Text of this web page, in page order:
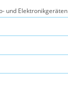
und Elektronikgeräten